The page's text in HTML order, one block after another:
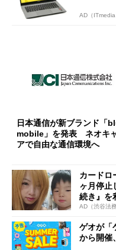
AD（ITmedia
日本通信が新ブランド「
mobile」を発表 ネオキ
アで自由な通信環境へ
カードロ
ヶ月停止
続き』を
AD（渋谷法
ゲオが「
から開催